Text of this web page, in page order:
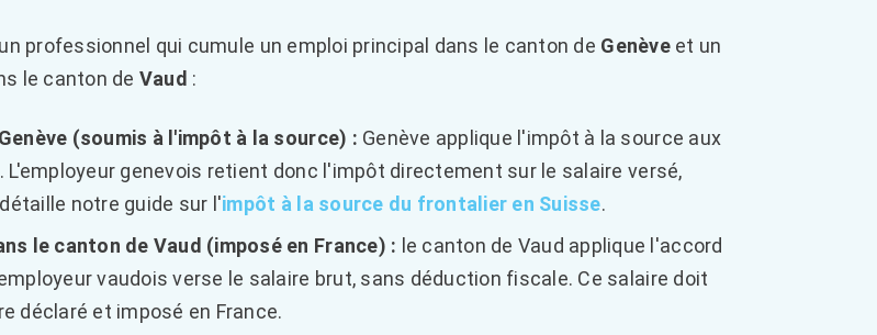
professionnel qui cumule un emploi principal dans le canton de Genèveet un
le canton de Vaud :
(soumis à l'impôt à la source) : Genève applique l'impôt à la source aux
L'employeur genevois retient donc l'impôt directement sur le salaire versé,
notre guide sur l'impôt à la source du frontalier en Suisse.
le canton de Vaud (imposé en France) : le canton de Vaud applique l'accord
vaudois verse le salaire brut, sans déduction fiscale. Ce salaire doit
déclaré et imposé en France.